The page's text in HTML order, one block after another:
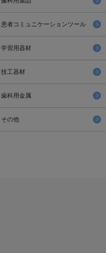
患者コミュニケーションツール
学習用器材
技工器材
歯科用金属
その他